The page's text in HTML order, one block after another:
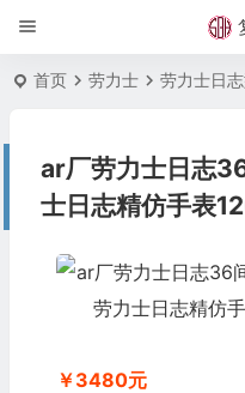
首页 劳力士 劳力士日
ar厂劳力士日志
士日志精仿手表
￥3480元